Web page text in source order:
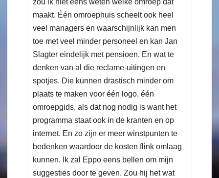
zou ik niet eens weten welke omroep dat
maakt. Één omroephuis scheelt ook heel
veel managers en waarschijnlijk kan men
toe met veel minder personeel en kan Jan
Slagter eindelijk met pensioen. En wat te
denken van al die reclame-uitingen en
spotjes. Die kunnen drastisch minder om
plaats te maken voor één logo, één
omroepgids, als dat nog nodig is want het
programma staat ook in de kranten en op
internet. En zo zijn er meer winstpunten te
bedenken waardoor de kosten flink omlaag
kunnen. Ik zal Eppo eens bellen om mijn
suggesties door te geven. Zou hij het wat